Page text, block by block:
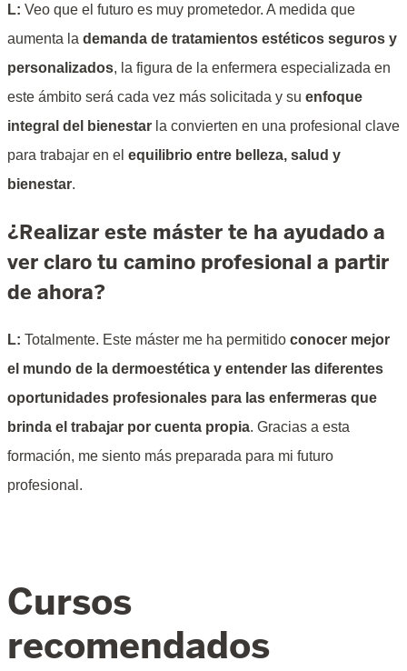
L: Veo que el futuro es muy prometedor. A medida que
aumenta la demanda de tratamientos estéticos seguros y
personalizados, la figura de la enfermera especializada en
este ámbito será cada vez más solicitada y su enfoque
integral del bienestar la convierten en una profesional clave
para trabajar en el equilibrio entre belleza, salud y
bienestar.
¿Realizar este máster te ha ayudado a
ver claro tu camino profesional a partir
de ahora?
L: Totalmente. Este máster me ha permitido conocer mejor
el mundo de la dermoestética y entender las diferentes
oportunidades profesionales para las enfermeras que
brinda el trabajar por cuenta propia. Gracias a esta
formación, me siento más preparada para mi futuro
profesional.
Cursos
recomendados